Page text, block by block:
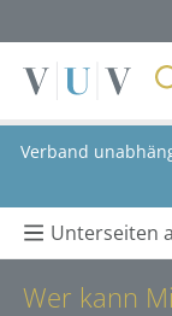
Verband
Unterseiten
Wer kann